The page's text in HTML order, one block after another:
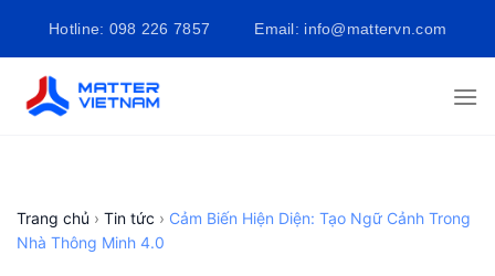
dung
Email: info@mattervn.com
Hotline: 098 226 7857
Trang chủ › Tin tức › Cảm Biến Hiện Diện: Tạo Ngữ Cảnh Trong
Nhà Thông Minh 4.0